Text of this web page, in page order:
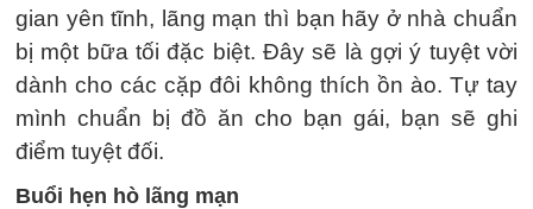
gian yên tĩnh, lãng mạn thì bạn hãy ở nhà chuẩn
bị một bữa tối đặc biệt. Đây sẽ là gợi ý tuyệt vời
dành cho các cặp đôi không thích ồn ào. Tự tay
mình chuẩn bị đồ ăn cho bạn gái, bạn sẽ ghi
điểm tuyệt đối.
Buổi hẹn hò lãng mạn